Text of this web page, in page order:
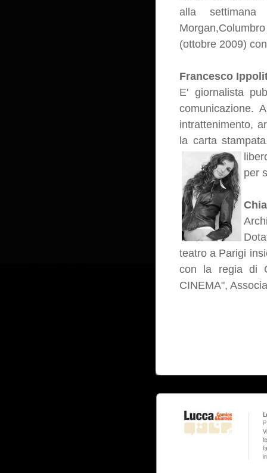
alla
(ottobre 2009)
Francesco
E' giornalista
comunicazione.
intrattenimento,
la carta
per
teatro a Parigi
con la regia di
CINEMA",